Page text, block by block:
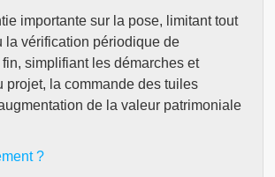
importante sur la pose, limitant tout
la vérification périodique de
simplifiant les démarches et
projet, la commande des tuiles
de la valeur patrimoniale
?